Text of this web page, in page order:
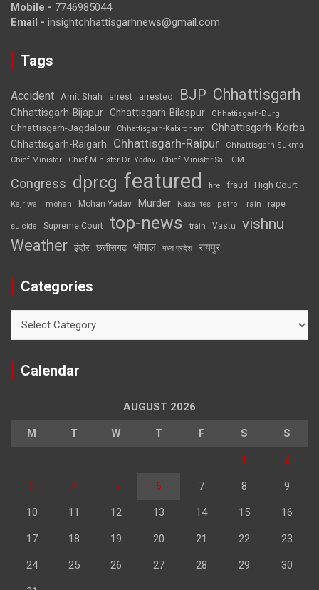
Mobile - 7746985044
Email - insightchhattisgarhnews@gmail.com
Tags
Accident Amit Shah arrest arrested BJP Chhattisgarh
Chhattisgarh-Bijapur Chhattisgarh-Bilaspur Chhattisgarh-Durg
Chhattisgarh-Jagdalpur Chhattisgarh-Kabirdham Chhattisgarh-Korba
Chhattisgarh-Raigarh Chhattisgarh-Raipur
Chhattisgarh-Sukma
Chief Minister
Chief Minister Dr. Yadav Chief Minister Sai CM
Congress dprcg featured fire fraud High Court
Kejriwal mohan Mohan Yadav Murder Naxalites petrol rain rape
suicide Supreme Court top-news train Vastu vishnu
Weather इंदौर छत्तीसगढ़ भोपाल मध्य प्रदेश रायपुर
Categories
Calendar
AUGUST 2026
M T W T F S S
1 2
3 4 5 6 7 8 9
10 11 12 13 14 15 16
17 18 19 20 21 22 23
24 25 26 27 28 29 30